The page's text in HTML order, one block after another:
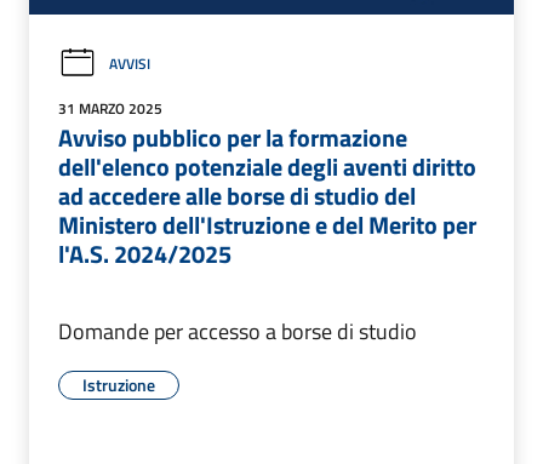
AVVISI
31 MARZO 2025
Avviso pubblico per la formazione
dell'elenco potenziale degli aventi diritto
ad accedere alle borse di studio del
Ministero dell'Istruzione e del Merito per
l'A.S. 2024/2025
Domande per accesso a borse di studio
Istruzione